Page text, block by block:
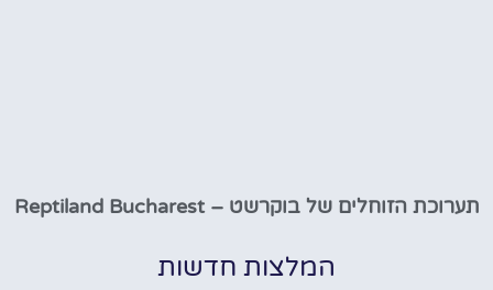
תערוכת הזוחלים של בוקרשט – Reptiland Bucharest
המלצות חדשות